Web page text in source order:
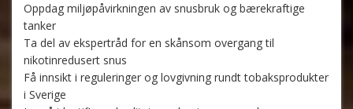
Oppdag miljøpåvirkningen av snusbruk og bærekraftige
tanker
Ta del av ekspertråd for en skånsom overgang til
nikotinredusert snus
Få innsikt i reguleringer og lovgivning rundt tobaksprodukter
i Sverige